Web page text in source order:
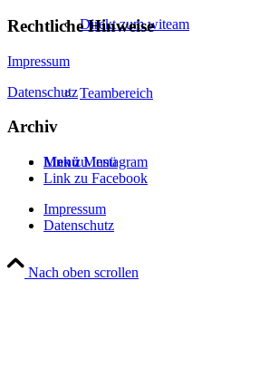
Direkt zum witeam
Teambereich
Menü Menü
Rechtliche Hinweise
Impressum
Datenschutz
Archiv
Link zu Instagram
Link zu Facebook
Impressum
Datenschutz
Nach oben scrollen